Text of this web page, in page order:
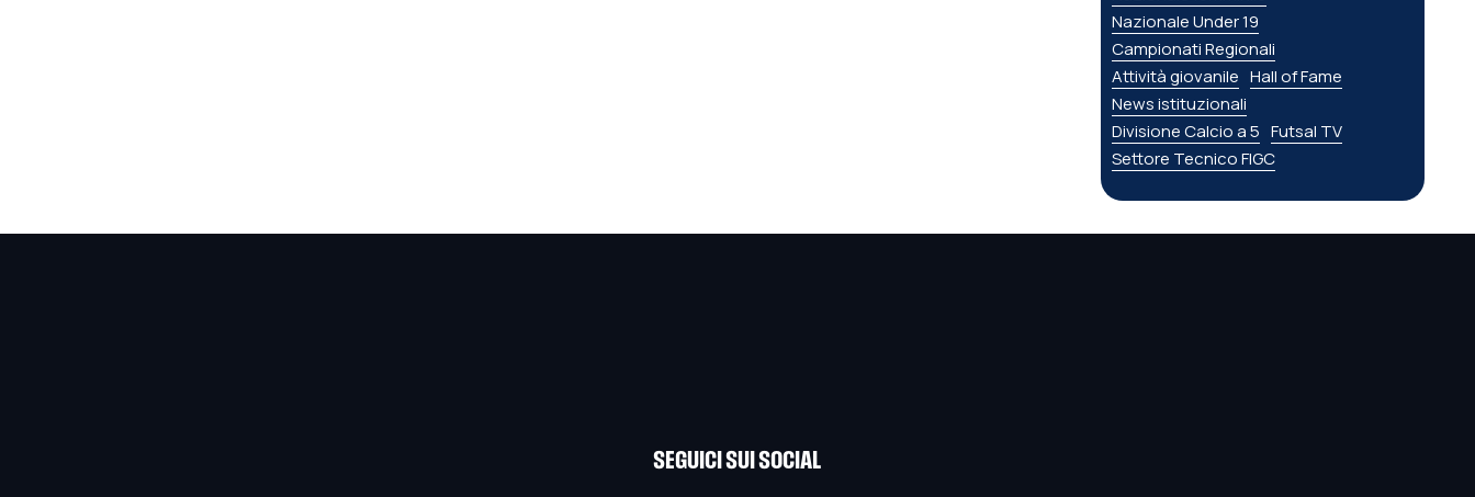
Nazionale Under 19
Campionati Regionali
Attività giovanile Hall of Fame
News istituzionali
Divisione Calcio a 5 Futsal TV
Settore Tecnico FIGC
SEGUICI SUI SOCIAL